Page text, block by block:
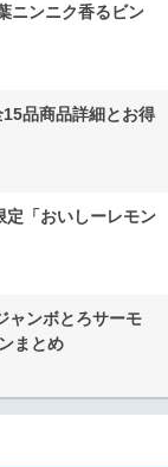
ニンニク香るビン
品商品詳細とお得
定「おいしーレモン
ャンボとろサーモ
まとめ